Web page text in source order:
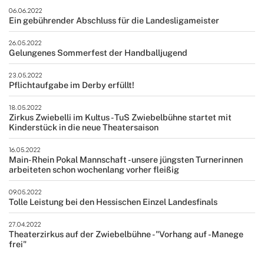
06.06.2022
Ein gebührender Abschluss für die Landesligameister
26.05.2022
Gelungenes Sommerfest der Handballjugend
23.05.2022
Pflichtaufgabe im Derby erfüllt!
18.05.2022
Zirkus Zwiebelli im Kultus - TuS Zwiebelbühne startet mit
Kinderstück in die neue Theatersaison
16.05.2022
Main- Rhein Pokal Mannschaft - unsere jüngsten Turnerinnen
arbeiteten schon wochenlang vorher fleißig
09.05.2022
Tolle Leistung bei den Hessischen Einzel Landesfinals
27.04.2022
Theaterzirkus auf der Zwiebelbühne - "Vorhang auf - Manege
frei"